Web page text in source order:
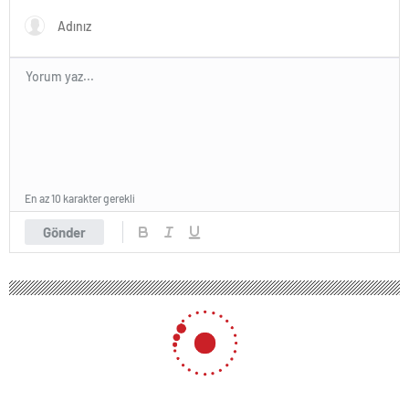
Gönder
En az 10 karakter gerekli